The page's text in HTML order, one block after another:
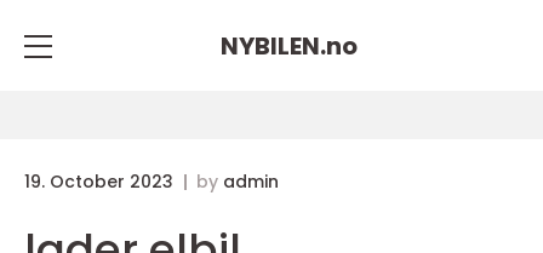
NYBILEN.no
19. October 2023 by admin